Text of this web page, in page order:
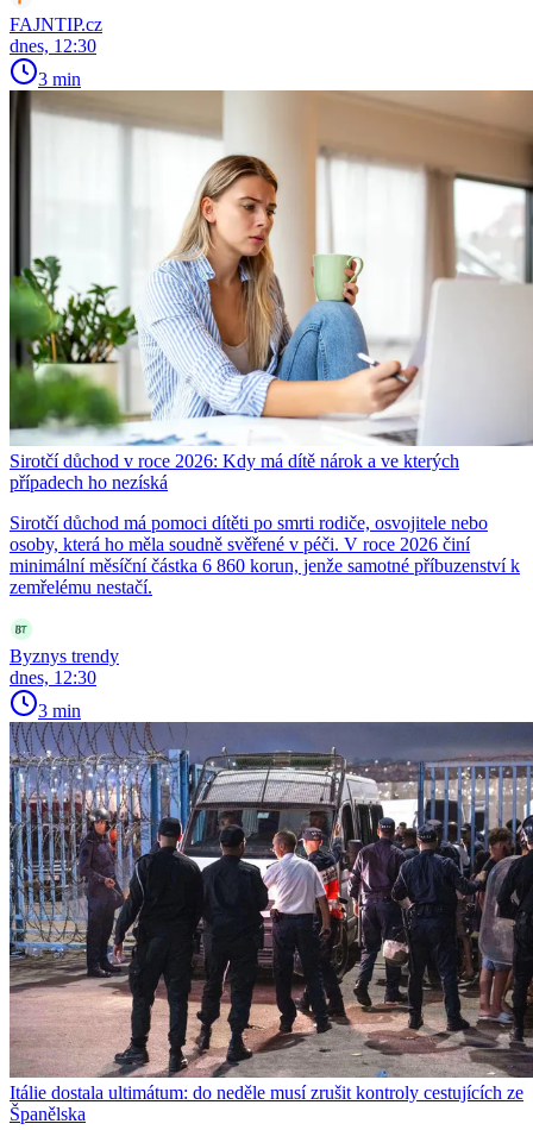
FAJNTIP.cz
dnes, 12:30
3 min
Sirotčí důchod v roce 2026: Kdy má dítě nárok a ve kterých
případech ho nezíská
Sirotčí důchod má pomoci dítěti po smrti rodiče, osvojitele nebo
osoby, která ho měla soudně svěřené v péči. V roce 2026 činí
minimální měsíční částka 6 860 korun, jenže samotné příbuzenství k
zemřelému nestačí.
Byznys trendy
dnes, 12:30
3 min
Itálie dostala ultimátum: do neděle musí zrušit kontroly cestujících ze
Španělska